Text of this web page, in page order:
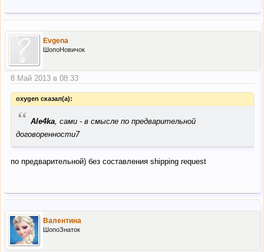
Evgena
ШопоНовичок
8 Май 2013 в 08:33
oxygen сказал(а):
“ Ale4ka, сами - в смысле по предварительной
договоренности7
по предварительной) без составления shipping request
Валентина
ШопоЗнаток